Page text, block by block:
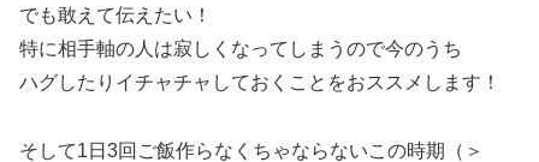
でも敢えて伝えたい！
特に相手軸の人は寂しくなってしまうので今のうち
ハグしたりイチャチャしておくことをおススメします！
そして1日3回ご飯作らなくちゃならないこの時期（＞